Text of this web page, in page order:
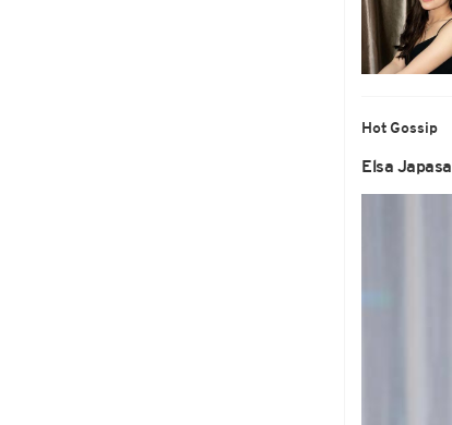
Hot Gossip
Elsa Japasal